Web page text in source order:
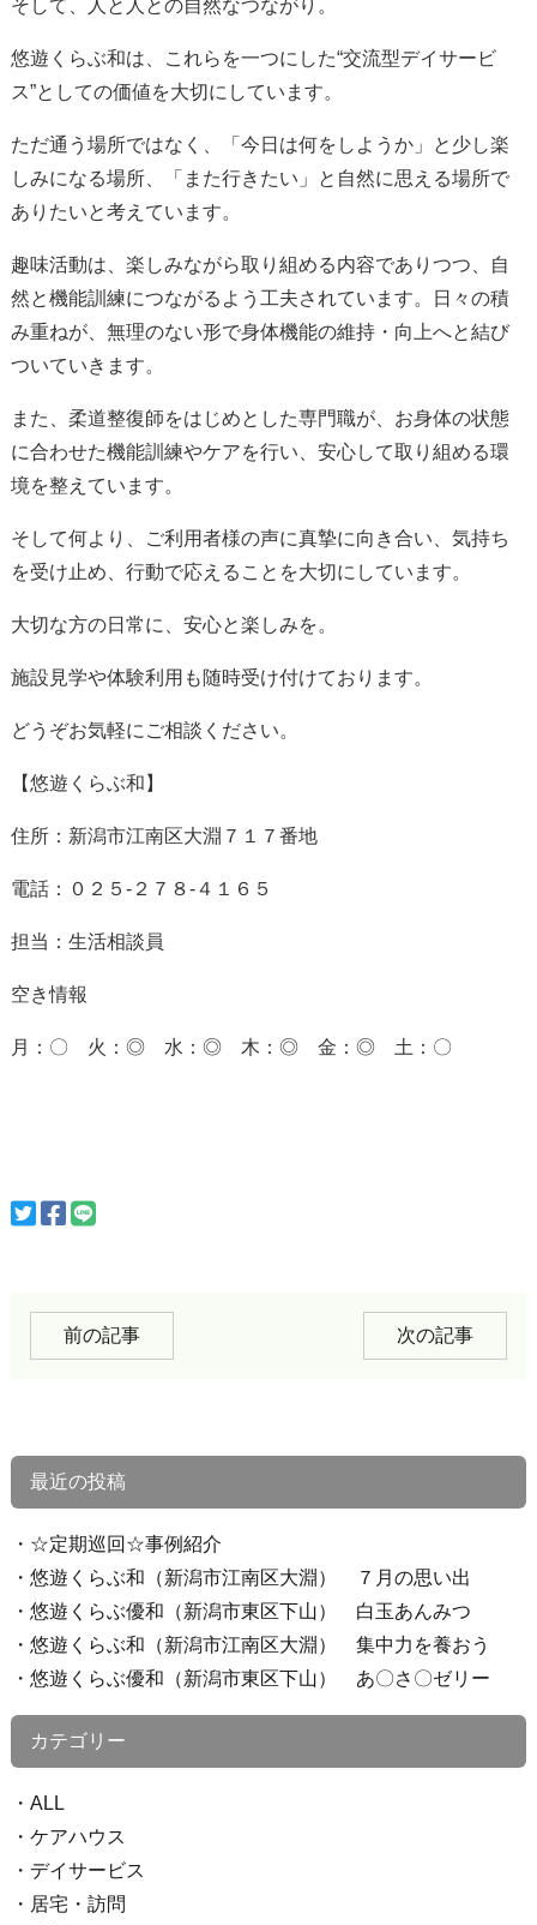
そして、人と人との自然なつながり。
悠遊くらぶ和は、これらを一つにした“交流型デイサービ
ス”としての価値を大切にしています。
ただ通う場所ではなく、「今日は何をしようか」と少し楽
しみになる場所、「また行きたい」と自然に思える場所で
ありたいと考えています。
趣味活動は、楽しみながら取り組める内容でありつつ、自
然と機能訓練につながるよう工夫されています。日々の積
み重ねが、無理のない形で身体機能の維持・向上へと結び
ついていきます。
また、柔道整復師をはじめとした専門職が、お身体の状態
に合わせた機能訓練やケアを行い、安心して取り組める環
境を整えています。
そして何より、ご利用者様の声に真摯に向き合い、気持ち
を受け止め、行動で応えることを大切にしています。
大切な方の日常に、安心と楽しみを。
施設見学や体験利用も随時受け付けております。
どうぞお気軽にご相談ください。
【悠遊くらぶ和】
住所：新潟市江南区大淵７１７番地
電話：０２５-２７８-４１６５
担当：生活相談員
空き情報
月：〇 火：◎ 水：◎ 木：◎ 金：◎ 土：〇
前の記事 次の記事
最近の投稿
☆定期巡回☆事例紹介
悠遊くらぶ和（新潟市江南区大淵） ７月の思い出
悠遊くらぶ優和（新潟市東区下山） 白玉あんみつ
悠遊くらぶ和（新潟市江南区大淵） 集中力を養おう
悠遊くらぶ優和（新潟市東区下山） あ〇さ〇ゼリー
カテゴリー
ALL
ケアハウス
デイサービス
居宅・訪問